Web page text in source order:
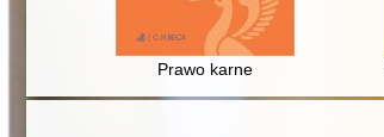
Prawo karne